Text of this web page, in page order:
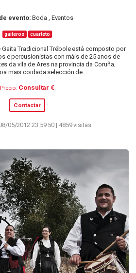
evento: Boda , Eventos
gaiteros cuarteto
Gaita Tradicional Trébole está composto por
e percusionistas con máis de 25 anos de
da vila de Ares na provincia da Coruña.
mais coidada selección de ...
Precio: Consultar €
Contactar
05/2012 23:59:50 | 4859 visitas